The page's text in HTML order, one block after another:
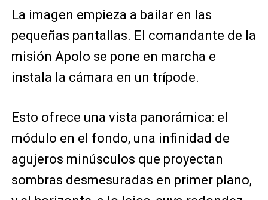
La imagen empieza a bailar en las
pequeñas pantallas. El comandante de la
misión Apolo se pone en marcha e
instala la cámara en un trípode.
Esto ofrece una vista panorámica: el
módulo en el fondo, una infinidad de
agujeros minúsculos que proyectan
sombras desmesuradas en primer plano,